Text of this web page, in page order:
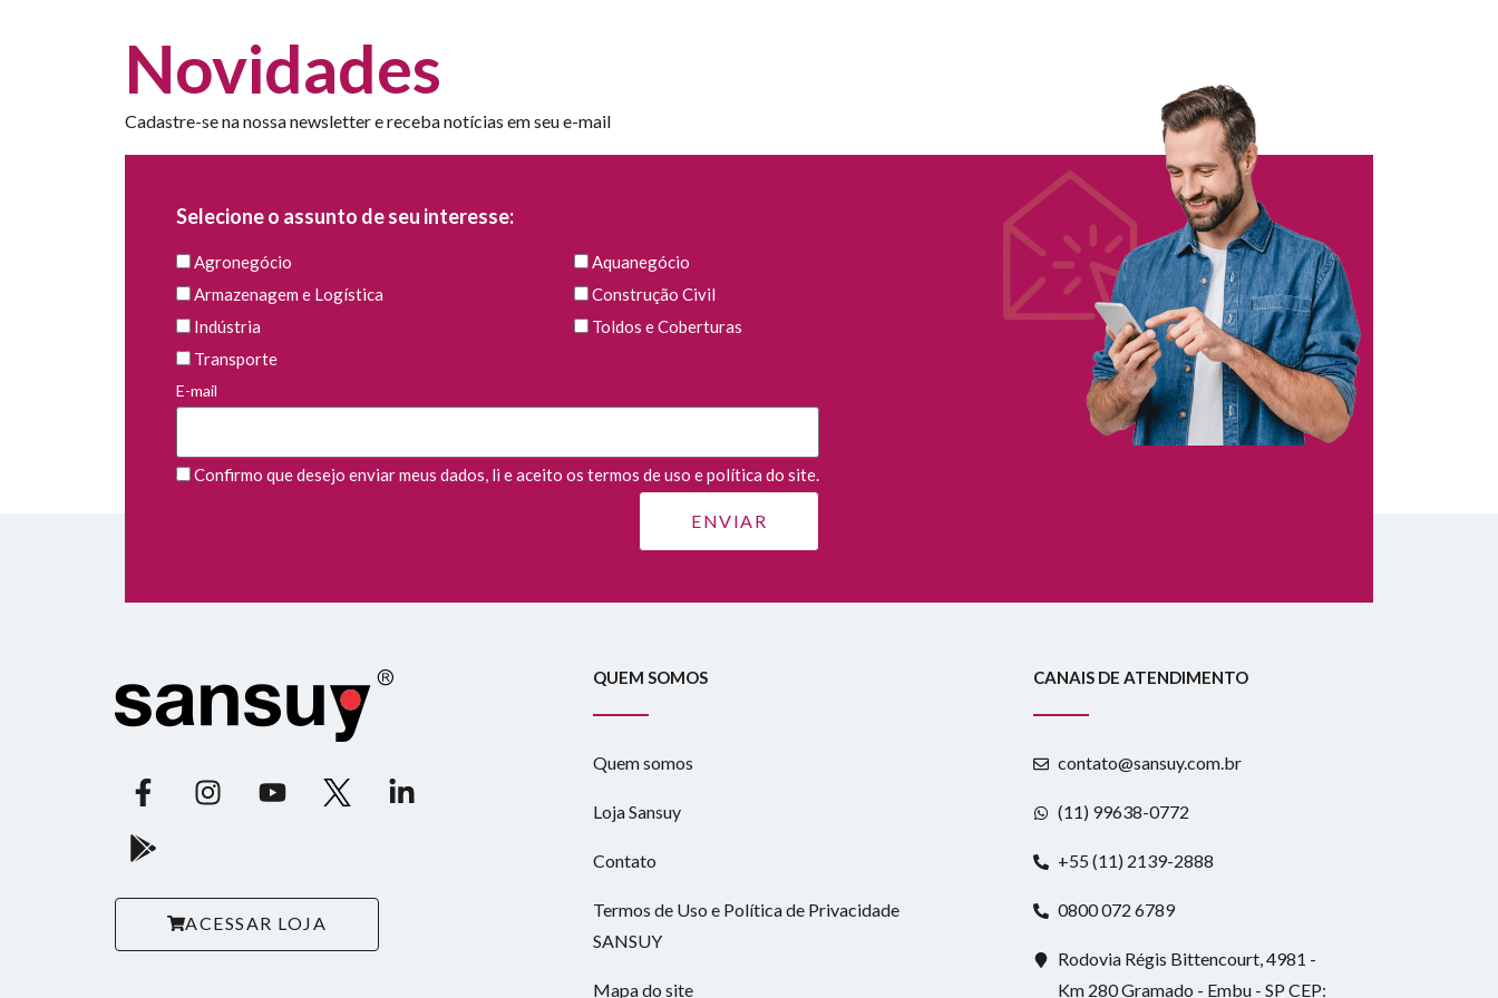
Novidades
Cadastre-se na nossa newsletter e receba notícias em seu e-mail
Selecione o assunto de seu interesse:
Agronegócio
Aquanegócio
Armazenagem e Logística
Construção Civil
Indústria
Toldos e Coberturas
Transporte
E-mail
Confirmo que desejo enviar meus dados, li e aceito os termos de uso e política do site.
ACESSAR LOJA
QUEM SOMOS
Quem somos
Loja Sansuy
Contato
Termos de Uso e Política de Privacidade
SANSUY
Mapa do site
CANAIS DE ATENDIMENTO
contato@sansuy.com.br
(11) 99638-0772
+55 (11) 2139-2888
0800 072 6789
Rodovia Régis Bittencourt, 4981 -
Km 280 Gramado - Embu - SP CEP: